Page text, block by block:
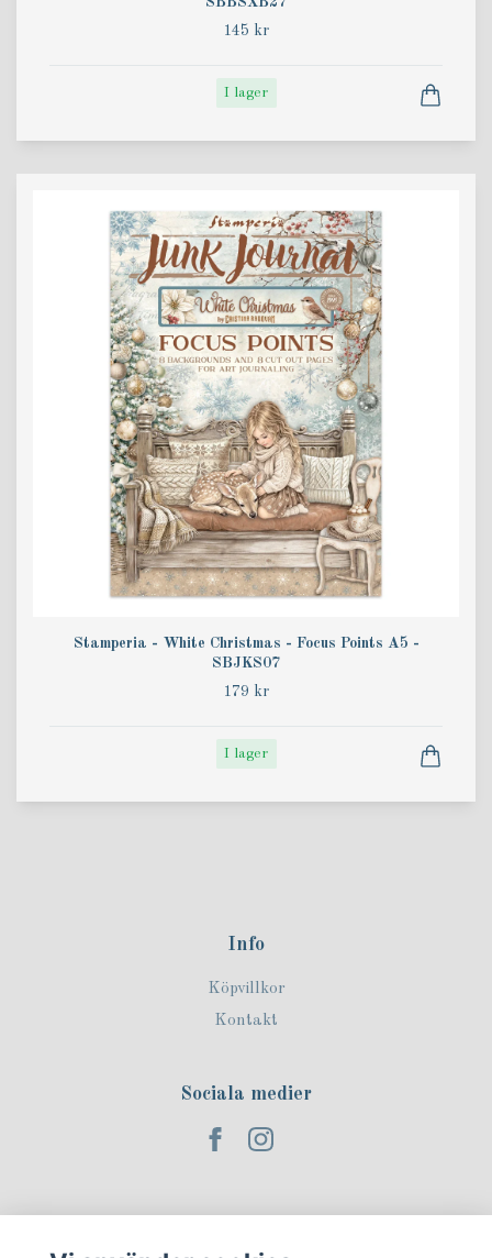
145 kr
I lager
Stamperia - White Christmas - Focus Points A5 -
SBJKS07
179 kr
I lager
Info
Köpvillkor
Kontakt
Sociala medier